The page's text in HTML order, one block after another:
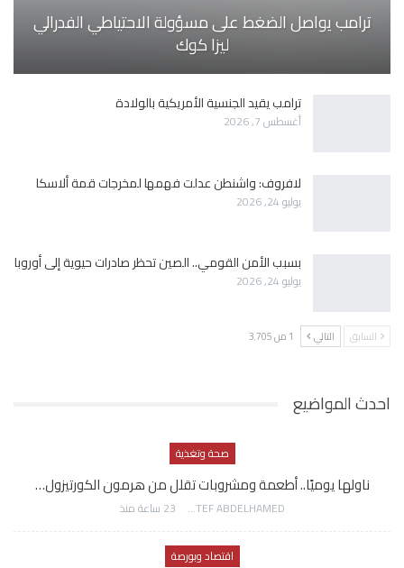
ترامب يواصل الضغط على مسؤولة الاحتياطي الفدرالي
ليزا كوك
ترامب يقيد الجنسية الأمريكية بالولادة
أغسطس 7, 2026
لافروف: واشنطن عدلت فهمها لمخرجات قمة ألاسكا
يوليو 24, 2026
بسبب الأمن القومي.. الصين تحظر صادرات حيوية إلى أوروبا
يوليو 24, 2026
السابق التالي 1 من 3٬705
احدث المواضيع
صحة وتغذية
ناولها يوميًا.. أطعمة ومشروبات تقلل من هرمون الكورتيزول…
AWATEF ABDELHAMED 23 ساعة منذ
اقتصاد وبورصة